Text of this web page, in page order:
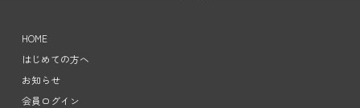
HOME
はじめての方へ
お知らせ
会員ログイン